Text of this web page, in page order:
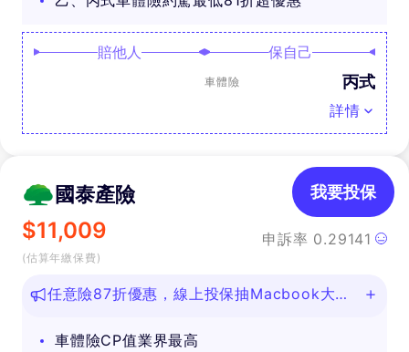
賠他人 保自己
車體險 丙式
詳情
國泰產險
$11,009
(估算年繳保費)
申訴率 0.29141
我要投保
任意險87折優惠，線上投保抽Macbook大
車體險CP值業界最高